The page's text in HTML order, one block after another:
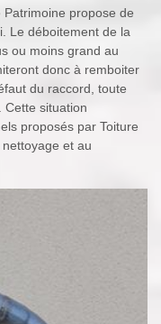
propose de
Le déboitement de la
ou moins grand au
donc à remboiter
du raccord, toute
Cette situation
proposés par Toiture
et au